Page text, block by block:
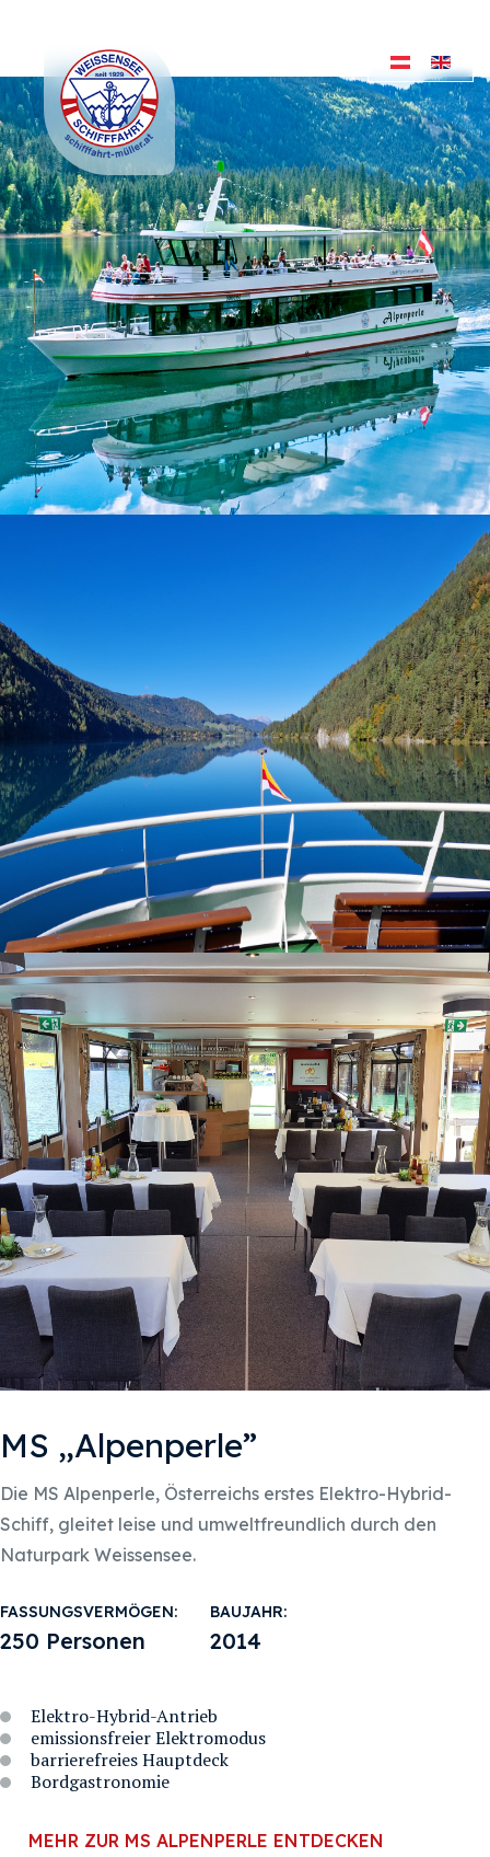
MS „Alpenperle”
Die MS Alpenperle, Österreichs erstes Elektro-Hybrid-
Schiff, gleitet leise und umweltfreundlich durch den
Naturpark Weissensee.
FASSUNGSVERMÖGEN:
250 Personen
BAUJAHR:
2014
Elektro-Hybrid-Antrieb
emissionsfreier Elektromodus
barrierefreies Hauptdeck
Bordgastronomie
MEHR ZUR MS ALPENPERLE ENTDECKEN